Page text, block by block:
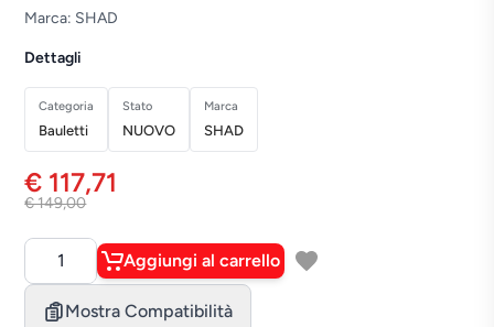
Marca: SHAD
Dettagli
Categoria
Bauletti
Stato
NUOVO
Marca
SHAD
€ 117,71
€ 149,00
Quantità
Aggiungi al carrello
Mostra Compatibilità